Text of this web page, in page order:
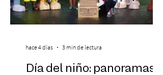
Día del niño: panoramas
hace 4 días 3 min de lectura